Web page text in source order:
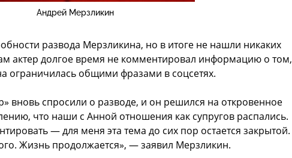
Андрей Мерзликин
развода Мерзликина, но в итоге не нашли никаких
актер долгое время не комментировал информацию о том,
ограничилась общими фразами в соцсетях.
вновь спросили о разводе, и он решился на откровенное
что наши с Анной отношения как супругов распались.
— для меня эта тема до сих пор остается закрытой.
Жизнь продолжается», — заявил Мерзликин.